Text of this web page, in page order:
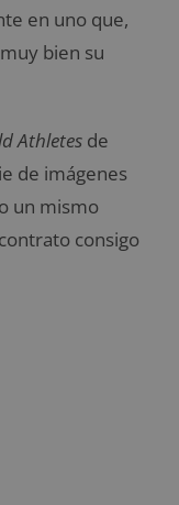
en uno que,
bien su
Athletes de
de imágenes
un mismo
consigo